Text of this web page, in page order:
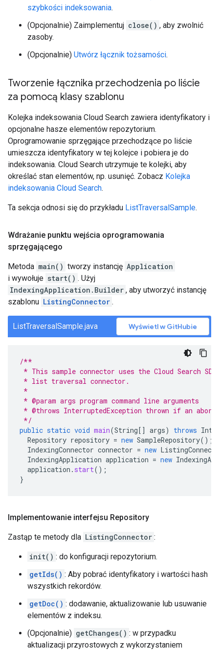
szybkości indeksowania.
(Opcjonalnie) Zaimplementuj close() , aby zwolnić
zasoby.
(Opcjonalnie) Utwórz łącznik tożsamości.
Tworzenie łącznika przechodzenia po liście
za pomocą klasy szablonu
Kolejka indeksowania Cloud Search zawiera identyfikatory i
opcjonalne hasze elementów repozytorium.
Oprogramowanie sprzęgające przechodzące po liście
umieszcza identyfikatory w tej kolejce i pobiera je do
indeksowania. Cloud Search utrzymuje te kolejki, aby
określać stan elementów, np. usunięć. Zobacz Kolejka
indeksowania Cloud Search.
Ta sekcja odnosi się do przykładu ListTraversalSample.
Wdrażanie punktu wejścia oprogramowania
sprzęgającego
Metoda main() tworzy instancję Application
i wywołuje start() . Użyj
IndexingApplication.Builder , aby utworzyć instancję
szablonu ListingConnector .
ListTraversalSample.java Wyświetl w GitHubie
/**
* This sample connector uses the Cloud Search
* list traversal connector.
*
* @param args program command line arguments
* @throws InterruptedException thrown if an
*/
public static void main(String[] args) throws
Repository repository = new SampleRepository();
IndexingConnector connector = new
IndexingApplication application = new
application . start();
}
Implementowanie interfejsu Repository
Zastąp te metody dla ListingConnector :
init() : do konfiguracji repozytorium.
getIds() : Aby pobrać identyfikatory i wartości hash
wszystkich rekordów.
getDoc() : dodawanie, aktualizowanie lub usuwanie
elementów z indeksu.
(Opcjonalnie) getChanges() : w przypadku
aktualizacji przyrostowych z wykorzystaniem